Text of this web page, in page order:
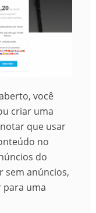
você
criar uma
que usar
no
do
sem anúncios,
para uma